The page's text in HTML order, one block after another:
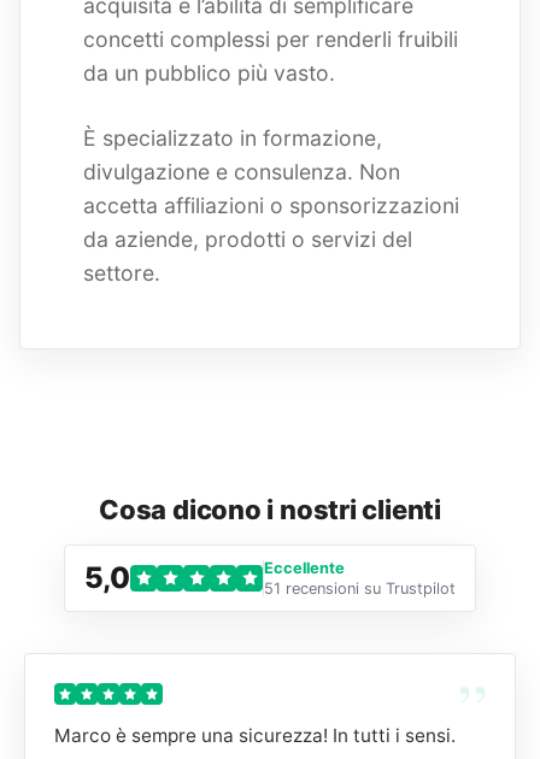
acquisita e l’abilità di semplificare
concetti complessi per renderli fruibili
da un pubblico più vasto.
È specializzato in formazione,
divulgazione e consulenza. Non
accetta affiliazioni o sponsorizzazioni
da aziende, prodotti o servizi del
settore.
Cosa dicono i nostri clienti
5,0
Eccellente
51 recensioni su Trustpilot
”
Marco è sempre una sicurezza! In tutti i sensi.